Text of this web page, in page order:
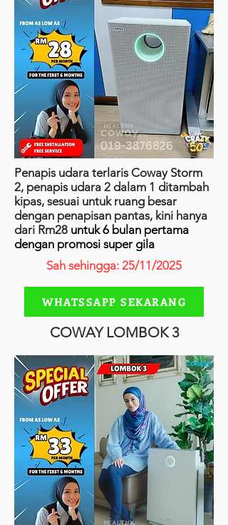
Penapis udara terlaris Coway Storm
2, penapis udara 2 dalam 1 ditambah
kipas, sesuai untuk ruang besar
dengan penapisan pantas, kini hanya
dari Rm28 untuk 6 bulan pertama
dengan promosi super gila
Sah sehingga: 25/11/2025
WHATSSAPP SEKARANG
COWAY LOMBOK 3